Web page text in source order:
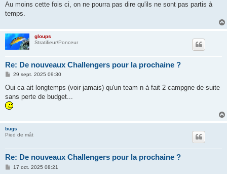
Au moins cette fois ci, on ne pourra pas dire qu'ils ne sont pas partis à
temps.
gloups
Stratifieur/Ponceur
Re: De nouveaux Challengers pour la prochaine ?
M
s
a
g
e
29 sept. 2025 09:30
Oui ca ait longtemps (voir jamais) qu'un team n à fait 2 campgne de suite
sans perte de budget...
bugs
Pied de mât
Re: De nouveaux Challengers pour la prochaine ?
M17 oct. 2025 08:21